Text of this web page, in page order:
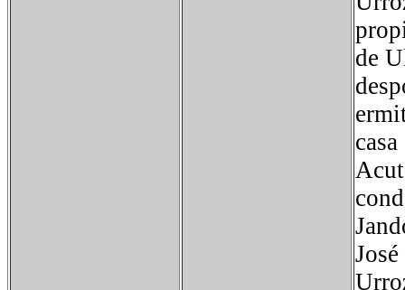
de